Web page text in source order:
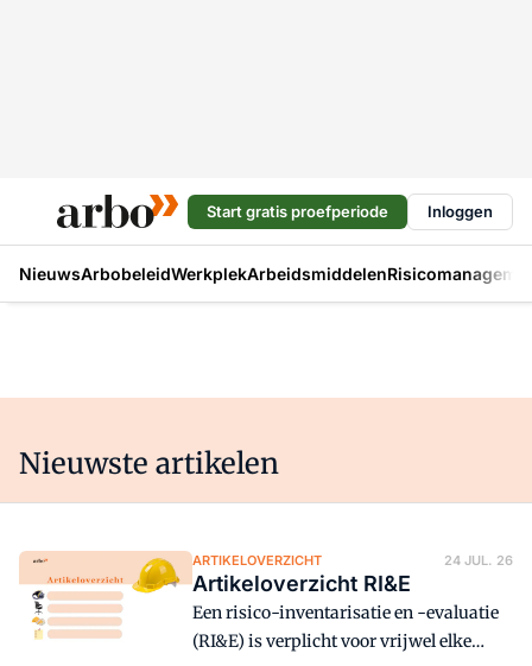
Start gratis proefperiode Inloggen
NieuwsArbobeleidWerkplekArbeidsmiddelen
Nieuwste artikelen
ARTIKELOVERZICHT 24 JUL. 26
Artikeloverzicht RI&E
Een risico-inventarisatie en -evaluatie
(RI&E) is verplicht voor vrijwel elke